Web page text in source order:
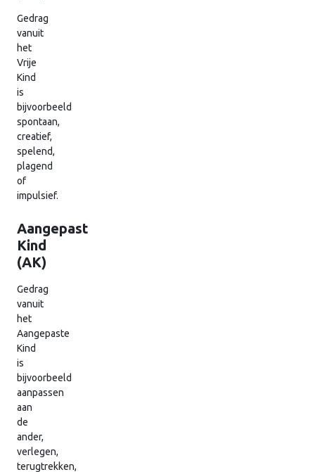
Gedrag
vanuit
het
Vrije
Kind
is
bijvoorbeeld
spontaan,
creatief,
spelend,
plagend
of
impulsief.
Aangepast
Kind
(AK)
Gedrag
vanuit
het
Aangepaste
Kind
is
bijvoorbeeld
aanpassen
aan
de
ander,
verlegen,
terugtrekken,